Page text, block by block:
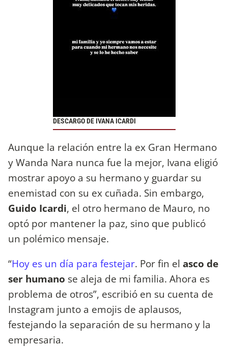
DESCARGO DE IVANA ICARDI
Aunque la relación entre la ex Gran Hermano
y Wanda Nara nunca fue la mejor, Ivana eligió
mostrar apoyo a su hermano y guardar su
enemistad con su ex cuñada. Sin embargo,
Guido Icardi, el otro hermano de Mauro, no
optó por mantener la paz, sino que publicó
un polémico mensaje.
“Hoy es un día para festejar. Por fin el asco de
ser humano se aleja de mi familia. Ahora es
problema de otros”, escribió en su cuenta de
Instagram junto a emojis de aplausos,
festejando la separación de su hermano y la
empresaria.